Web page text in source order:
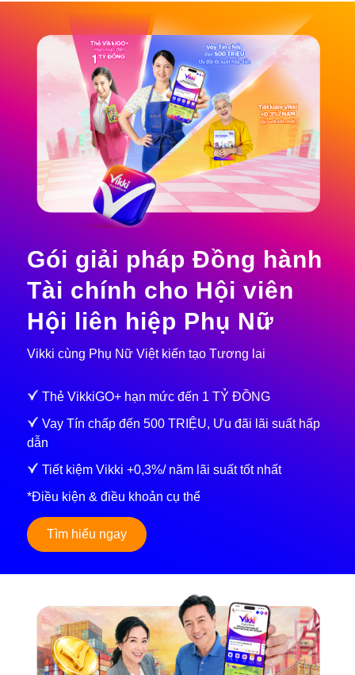
Gói giải pháp Đồng hành
Tài chính cho Hội viên
Hội liên hiệp Phụ Nữ
Vikki cùng Phụ Nữ Việt kiến tạo Tương lai
Thẻ VikkiGO+ hạn mức đến 1 TỶ ĐỒNG
Vay Tín chấp đến 500 TRIỆU, Ưu đãi lãi suất hấp
dẫn
Tiết kiệm Vikki +0,3%/ năm lãi suất tốt nhất
*Điều kiện & điều khoản cụ thể
Tìm hiểu ngay